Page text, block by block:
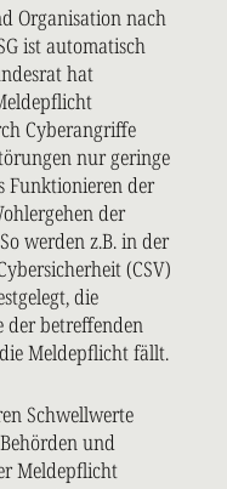
Organisation nach
ist automatisch
hat
Cyberangriffe
nur geringe
Funktionieren der
der
werden z.B. in der
(CSV)
die
der betreffenden
Meldepflicht fällt.
Schwellwerte
und
Meldepflicht